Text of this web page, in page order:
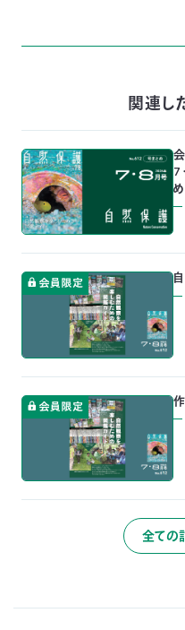
関連し
7
全ての